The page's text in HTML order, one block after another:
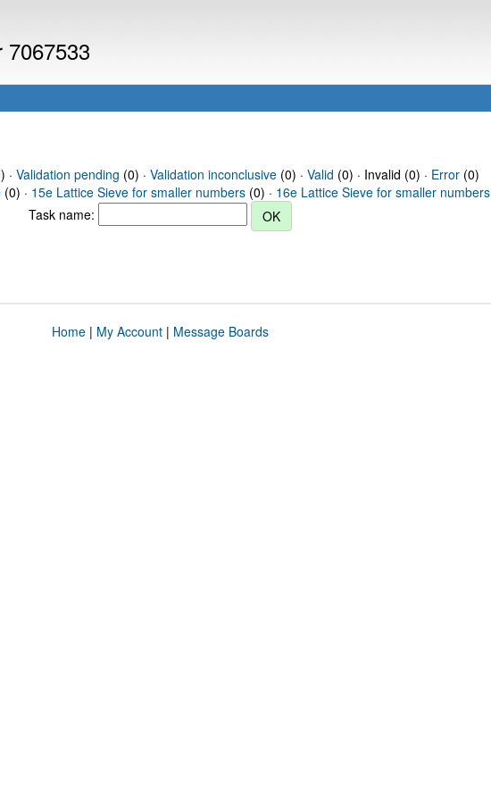
· Validation pending (0) · Validation inconclusive(0) · Valid (0) · Invalid (0) · Error(0)
(0) · 15e Lattice Sieve for smaller numbers (0) · 16e Lattice Sieve for smaller numbers
Task name:
Home| My Account| Message Boards